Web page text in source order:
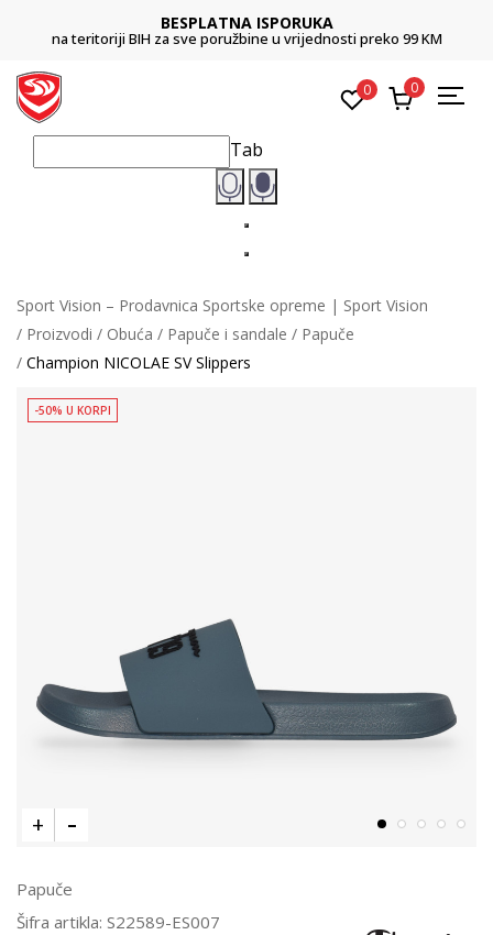
BESPLATNA ISPORUKA
na teritoriji BIH za sve poružbine u vrijednosti preko 99 KM
0 0
Tab
Sport Vision – Prodavnica Sportske opreme | Sport Vision
Proizvodi
Obuća Papuče i sandale
Papuče
Champion NICOLAE SV Slippers
-50% U KORPI
Papuče
Šifra artikla: S22589-ES007